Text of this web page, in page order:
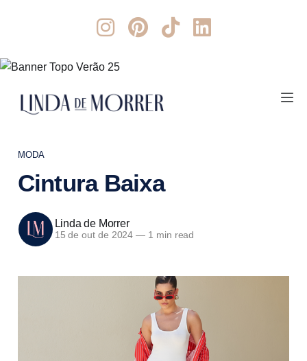
MODA
Cintura Baixa
Linda de Morrer
15 de out de 2024 — 1 min read